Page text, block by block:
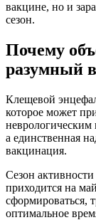
вакцине, но и
сезон.
Почему
разумный
Клещевой
которое может
а единственная
вакцинация.
Сезон
приходится на
сформироваться,
оптимальное